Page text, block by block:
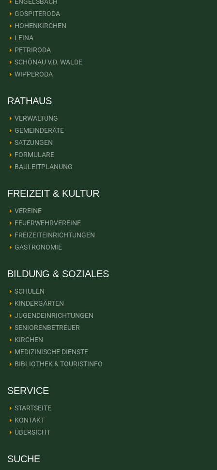
GOSPITERODA
HOHENKIRCHEN
LEINA
PETRIRODA
SCHÖNAU V.D. WALDE
WIPPERODA
RATHAUS
VERWALTUNG
GEMEINDERÄTE
SATZUNGEN
FORMULARE
BAULEITPLANUNG
FREIZEIT & KULTUR
VEREINE
FEUERWEHRVEREINE
FREIZEITEINRICHTUNGEN
GASTRONOMIE
BILDUNG & SOZIALES
SCHULEN
KINDERGÄRTEN
JUGENDEINRICHTUNGEN
SENIORENBETREUER
KIRCHEN
MEDIZINISCHE DIENSTE
BIBLIOTHEK & TOURISTINFO
SERVICE
STARTSEITE
KONTAKT
ÜBERSICHT
SUCHE